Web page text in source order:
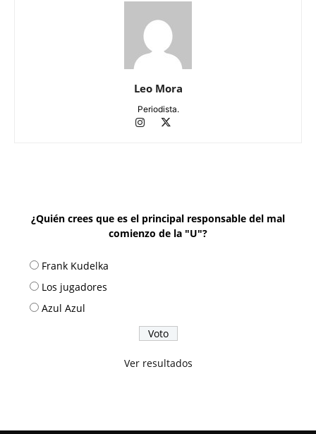
Leo Mora
Periodista.
¿Quién crees que es el principal responsable del mal
comienzo de la "U"?
Frank Kudelka
Los jugadores
Azul Azul
Ver resultados